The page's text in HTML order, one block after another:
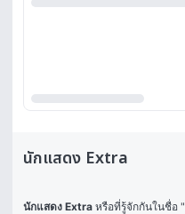
นักแสดง Extra
นักแสดง Extra หรือที่รู้จักกันในชื่อ "